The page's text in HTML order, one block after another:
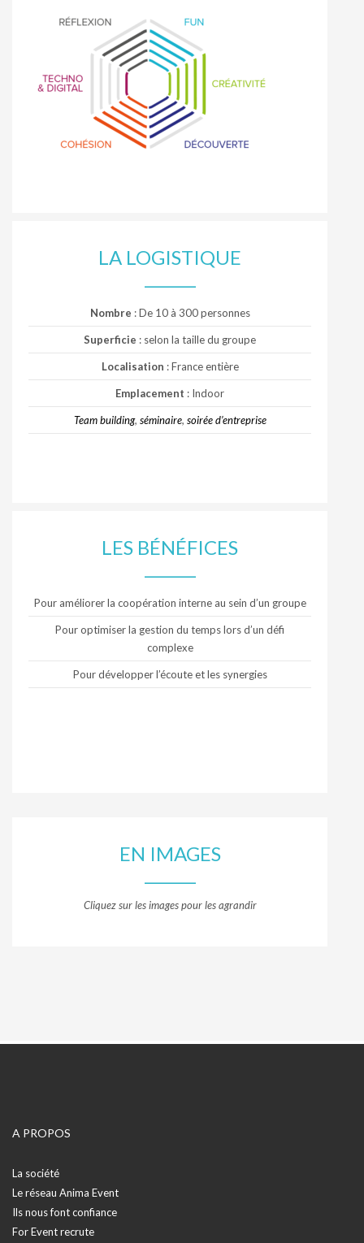
LA LOGISTIQUE
Nombre : De 10 à 300 personnes
Superficie : selon la taille du groupe
Localisation : France entière
Emplacement : Indoor
Team building, séminaire, soirée d’entreprise
LES BÉNÉFICES
Pour améliorer la coopération interne au sein d’un groupe
Pour optimiser la gestion du temps lors d’un défi
complexe
Pour développer l’écoute et les synergies
EN IMAGES
Cliquez sur les images pour les agrandir
A PROPOS
La société
Le réseau Anima Event
Ils nous font confiance
For Event recrute